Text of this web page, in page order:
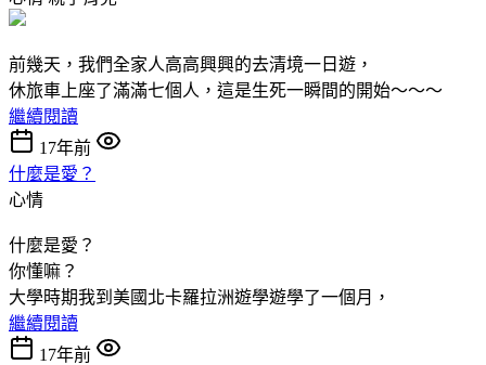
前幾天，我們全家人高高興興的去清境一日遊，
休旅車上座了滿滿七個人，這是生死一瞬間的開始～～～
繼續閱讀
17年前
什麼是愛？
心情
什麼是愛？
你懂嘛？
大學時期我到美國北卡羅拉洲遊學遊學了一個月，
繼續閱讀
17年前